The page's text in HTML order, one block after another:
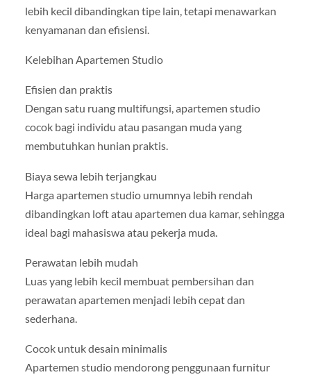
lebih kecil dibandingkan tipe lain, tetapi menawarkan
kenyamanan dan efisiensi.
Kelebihan Apartemen Studio
Efisien dan praktis
Dengan satu ruang multifungsi, apartemen studio
cocok bagi individu atau pasangan muda yang
membutuhkan hunian praktis.
Biaya sewa lebih terjangkau
Harga apartemen studio umumnya lebih rendah
dibandingkan loft atau apartemen dua kamar, sehingga
ideal bagi mahasiswa atau pekerja muda.
Perawatan lebih mudah
Luas yang lebih kecil membuat pembersihan dan
perawatan apartemen menjadi lebih cepat dan
sederhana.
Cocok untuk desain minimalis
Apartemen studio mendorong penggunaan furnitur